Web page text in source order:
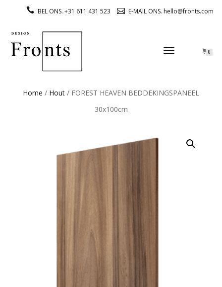
BEL ONS. +31 611 431 523 E-MAIL ONS. hello@fronts.com
TOGGLE
0
Home / Hout / FOREST HEAVEN BEDDEKINGSPANEEL
30x100cm